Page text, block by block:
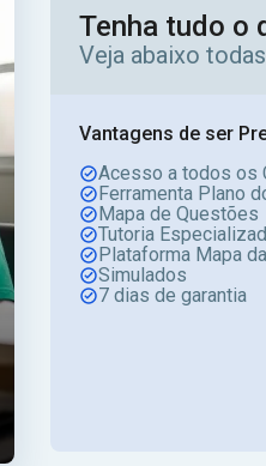
Tenha tudo o
Veja abaixo
Vantagens de ser
Acesso a todos os
Ferramenta Plano
Mapa de Questões
Tutoria
Plataforma Mapa
Simulados
7 dias de garantia